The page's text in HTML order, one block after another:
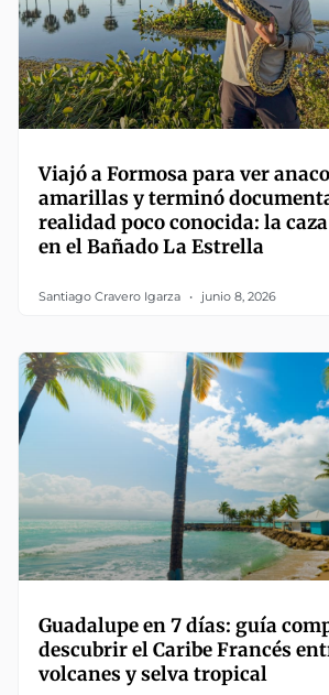
Viajó a Formosa para ver
amarillas y terminó
realidad poco conocida: la
en el Bañado La Estrella
Santiago Cravero Igarza junio 8, 2026
Guadalupe en 7 días: guía
descubrir el Caribe Francés
volcanes y selva tropical